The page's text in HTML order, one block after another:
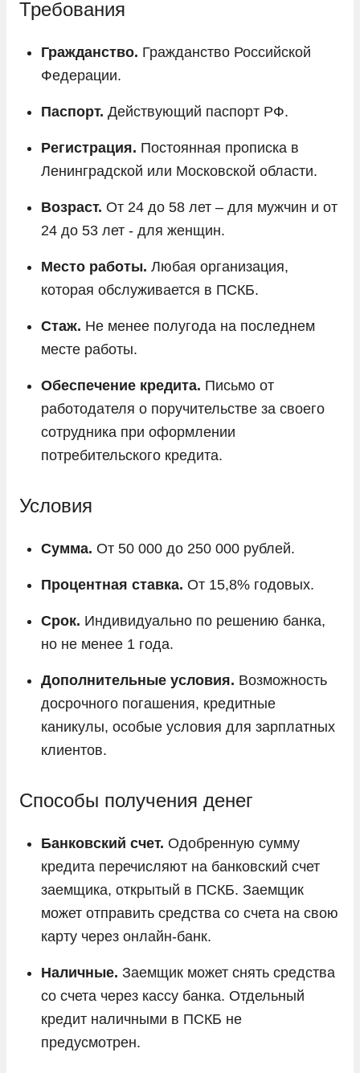
Требования
Гражданство. Гражданство Российской
Федерации.
Паспорт. Действующий паспорт РФ.
Регистрация. Постоянная прописка в
Ленинградской или Московской области.
Возраст. От 24 до 58 лет – для мужчин и от
24 до 53 лет - для женщин.
Место работы. Любая организация,
которая обслуживается в ПСКБ.
Стаж. Не менее полугода на последнем
месте работы.
Обеспечение кредита. Письмо от
работодателя о поручительстве за своего
сотрудника при оформлении
потребительского кредита.
Условия
Сумма. От 50 000 до 250 000 рублей.
Процентная ставка. От 15,8% годовых.
Срок. Индивидуально по решению банка,
но не менее 1 года.
Дополнительные условия. Возможность
досрочного погашения, кредитные
каникулы, особые условия для зарплатных
клиентов.
Способы получения денег
Банковский счет. Одобренную сумму
кредита перечисляют на банковский счет
заемщика, открытый в ПСКБ. Заемщик
может отправить средства со счета на свою
карту через онлайн-банк.
Наличные. Заемщик может снять средства
со счета через кассу банка. Отдельный
кредит наличными в ПСКБ не
предусмотрен.